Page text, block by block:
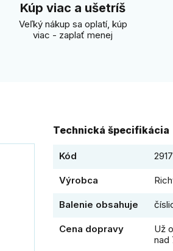
Kúp viac a ušetríš
Veľký nákup sa oplatí, kúp
viac - zaplať menej
Technická špecifikácia
Kód 2917
Výrobca
Balenie obsahuje
Cena dopravy
Už
nad